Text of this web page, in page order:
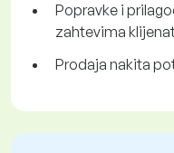
Popravke i
zahtevima
Prodaja nakita